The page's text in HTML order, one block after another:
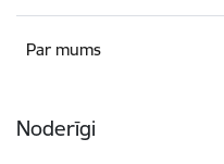
Par mums
Noderīgi